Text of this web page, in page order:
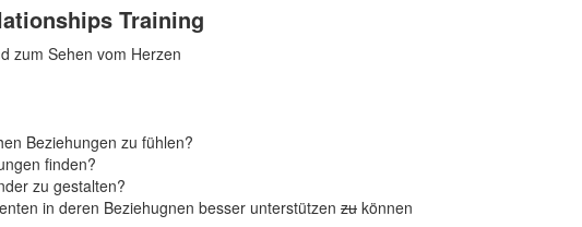
Training
zum Sehen vom Herzen
Beziehungen zu fühlen?
finden?
zu gestalten?
in deren Beziehugnen besser unterstützen zu können